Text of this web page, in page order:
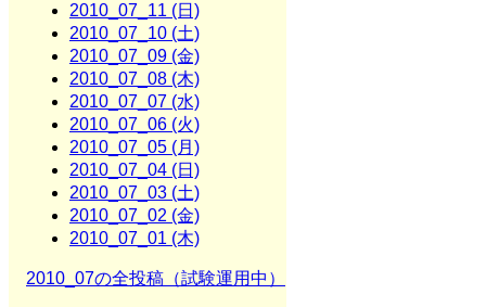
2010_07_11 (日)
2010_07_10 (土)
2010_07_09 (金)
2010_07_08 (木)
2010_07_07 (水)
2010_07_06 (火)
2010_07_05 (月)
2010_07_04 (日)
2010_07_03 (土)
2010_07_02 (金)
2010_07_01 (木)
2010_07の全投稿（試験運用中）